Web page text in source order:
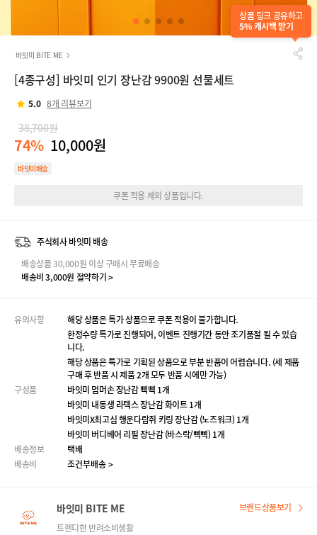
상품 링크 공유하고
5% 캐시백 받기
바잇미 BITE ME
[4종구성] 바잇미 인기 장난감 9900원 선물세트
5.0 8개 리뷰보기
38,700원
74% 10,000원
바잇미배송
쿠폰 적용 제외 상품입니다.
주식회사 바잇미 배송
배송상품 30,000원 이상 구매시 무료배송
배송비 3,000원 절약하기 >
유의사항
해당 상품은 특가 상품으로 쿠폰 적용이 불가합니다.
한정수량 특가로 진행되어, 이벤트 진행기간 동안 조기품절 될 수 있습
니다.
해당 상품은 특가로 기획된 상품으로 부분 반품이 어렵습니다. (세 제품
구매 후 반품 시 제품 2개 모두 반품 시에만 가능)
구성품
바잇미 멈머손 장난감 삑삑 1개
바잇미 내동생 라텍스 장난감 화이트 1개
바잇미X최고심 행운다람쥐 키링 장난감 (노즈워크) 1개
바잇미 버디베어 리필 장난감 (바스락/삑삑) 1개
배송정보
택배
배송비
조건부배송 >
바잇미 BITE ME
트렌디한 반려소비생활
브랜드상품보기